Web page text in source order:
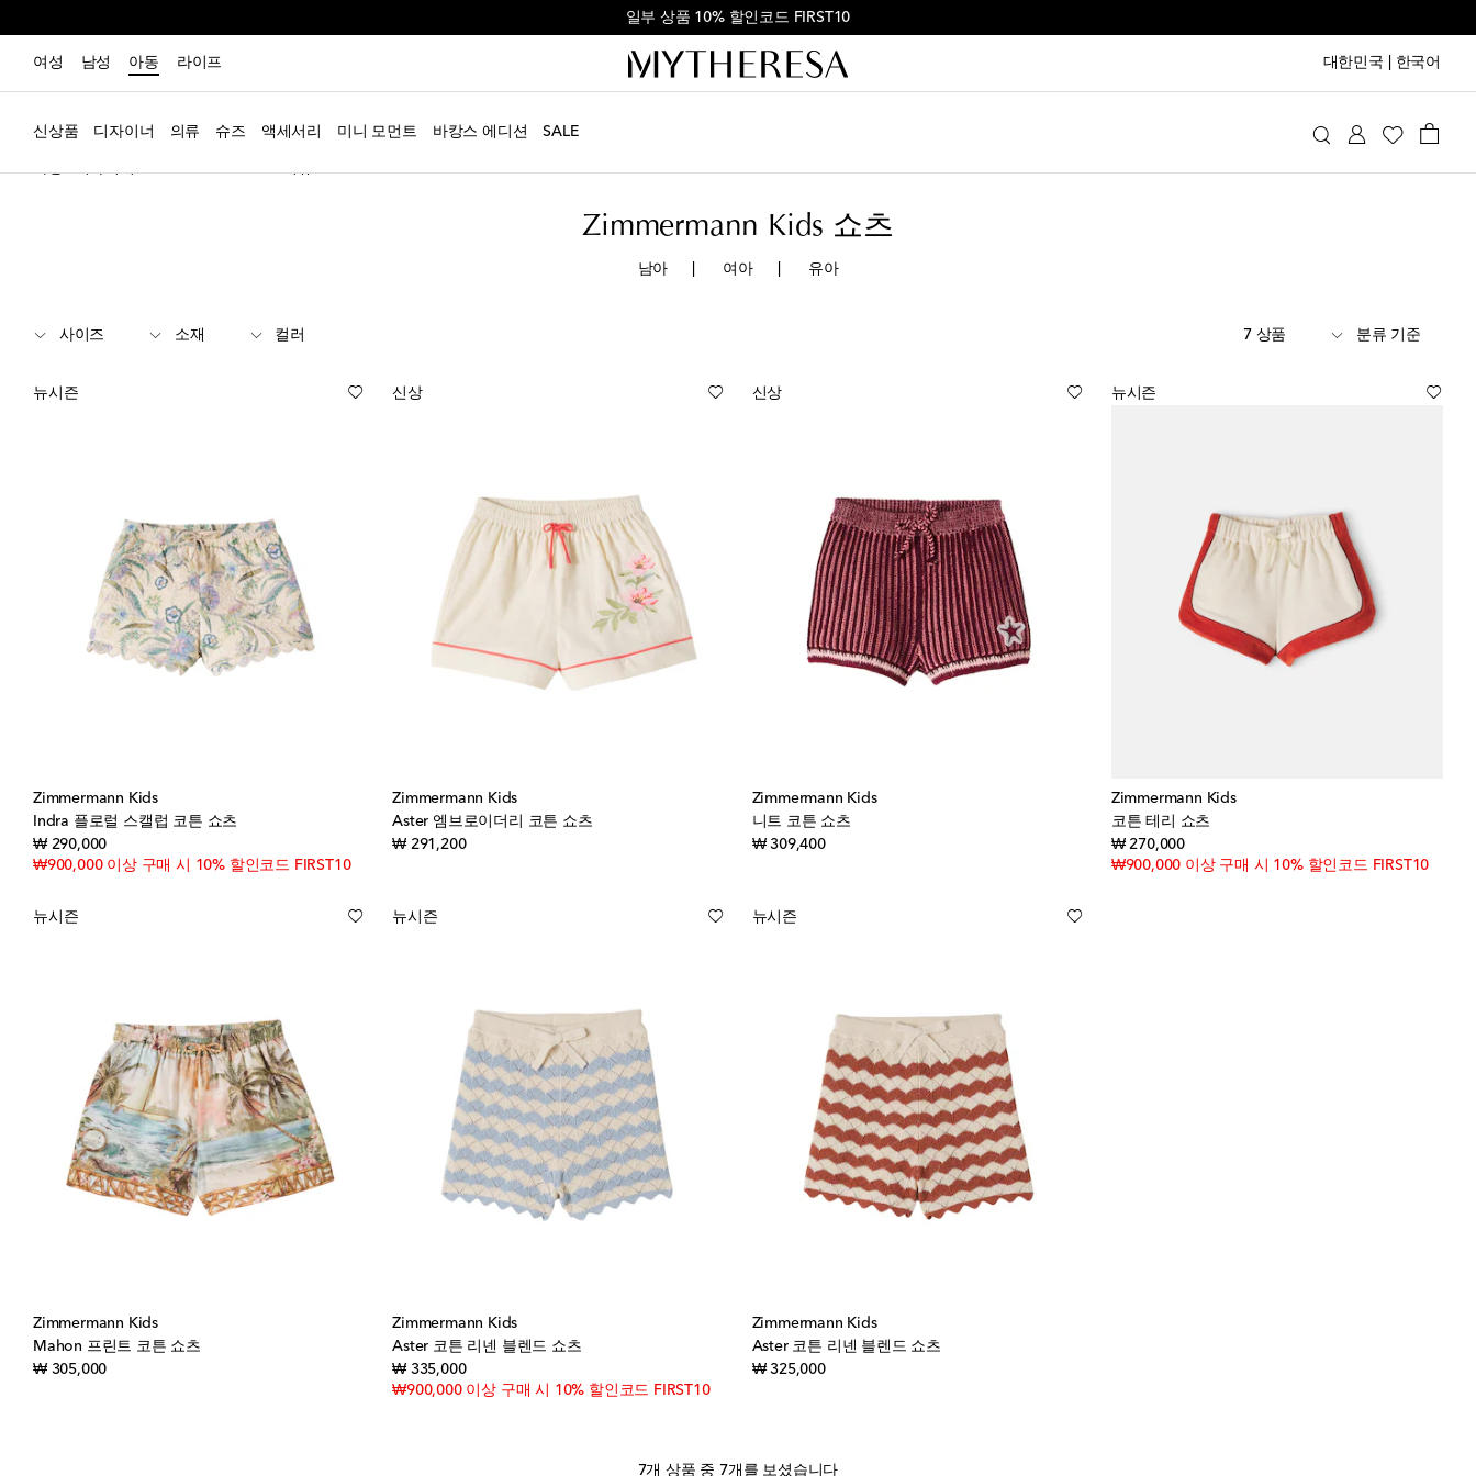
첫 주문 ₩900,000 이상 결제 시 10% 할인
여성 남성 아동 라이프 대한민국 한국어
신상품 디자이너 의류 슈즈 액세서리 미니 모먼트 바캉스 에디션 SALE
Zimmermann Kids 쇼츠
남아 여아 유아
사이즈 소재 컬러 7 상품 분류 기준
뉴시즌
Zimmermann Kids
Indra 플로럴 스캘럽 코튼 쇼츠
₩ 290,000original price
₩900,000 이상 구매 시 10% 할인코드 FIRST10
신상
Zimmermann Kids
Aster 엠브로이더리 코튼 쇼츠
₩ 291,200original price
신상
Zimmermann Kids
니트 코튼 쇼츠
₩ 309,400original price
뉴시즌
Zimmermann Kids
코튼 테리 쇼츠
₩ 270,000original price
₩900,000 이상 구매 시 10% 할인코드 FIRST10
뉴시즌
Zimmermann Kids
Mahon 프린트 코튼 쇼츠
₩ 305,000original price
뉴시즌
Zimmermann Kids
Aster 코튼 리넨 블렌드 쇼츠
₩ 335,000original price
₩900,000 이상 구매 시 10% 할인코드 FIRST10
뉴시즌
Zimmermann Kids
Aster 코튼 리넨 블렌드 쇼츠
₩ 325,000original price
7개 상품 중 7개를 보셨습니다